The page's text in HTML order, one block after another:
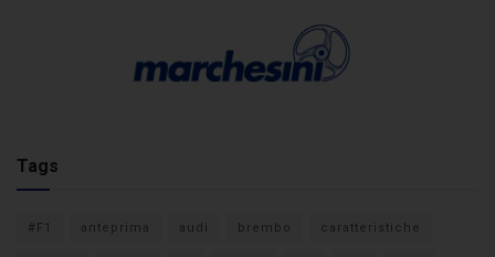
Tags
#F1 anteprima audi brembo caratteristiche